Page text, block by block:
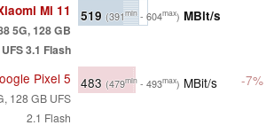
Mi 11
5G, 128 GB
UFS 3.1 Flash
519 (391min- 604max) MBit/s
Pixel 5
128 GB UFS
2.1 Flash
483 (479min - 493max) MBit/s -7%